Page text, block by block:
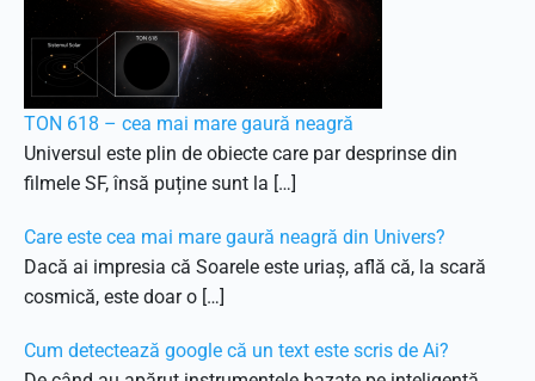
TON 618 – cea mai mare gaură neagră
Universul este plin de obiecte care par desprinse din
filmele SF, însă puține sunt la […]
Care este cea mai mare gaură neagră din Univers?
Dacă ai impresia că Soarele este uriaș, află că, la scară
cosmică, este doar o […]
Cum detectează google că un text este scris de Ai?